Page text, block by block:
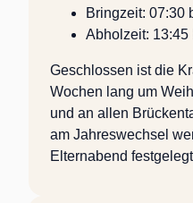
Bringzeit: 07:30
Abholzeit: 13:45
Geschlossen ist die
Wochen lang um
und an allen
am Jahreswechsel
Elternabend